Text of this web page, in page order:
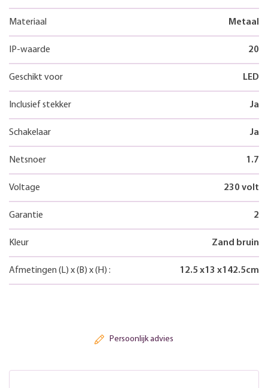
Materiaal Metaal
IP-waarde 20
Geschikt voor LED
Inclusief stekker Ja
Schakelaar Ja
Netsnoer 1.7
Voltage 230 volt
Garantie 2
Kleur Zand bruin
Afmetingen (L) x(B) x(H) : 12.5 x13 x142.5cm
Persoonlijk advies